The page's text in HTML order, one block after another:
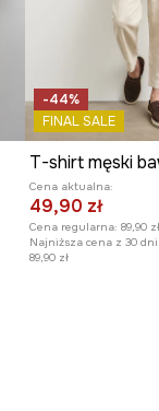
-44%
FINAL SALE
Cena aktualna:
49,90 zł
Cena regularna: 89,90 zł
Najniższa cena z 30
89,90 zł